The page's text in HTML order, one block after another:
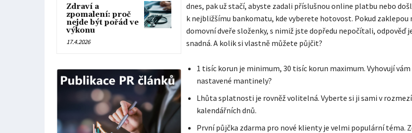
Zdraví a
zpomalení: proč
nejde být pořád ve
výkonu
17.4.2026
dnes, pak už stačí, abyste zadali příslušnou online platbu nebo
k nejbližšímu bankomatu, kde vyberete hotovost. Pokud zaklepou
domovní dveře složenky, s nimiž jste dopředu nepočítali, odpověď
snadná. A kolik si vlastně můžete půjčit?
1 tisíc korun je minimum, 30 tisíc korun maximum. Vyhovují
nastavené mantinely?
Lhůta splatnosti je rovněž volitelná. Vyberte si ji sami v rozmezí
kalendářních dnů.
První půjčka zdarma pro nové klienty je velmi populární téma.